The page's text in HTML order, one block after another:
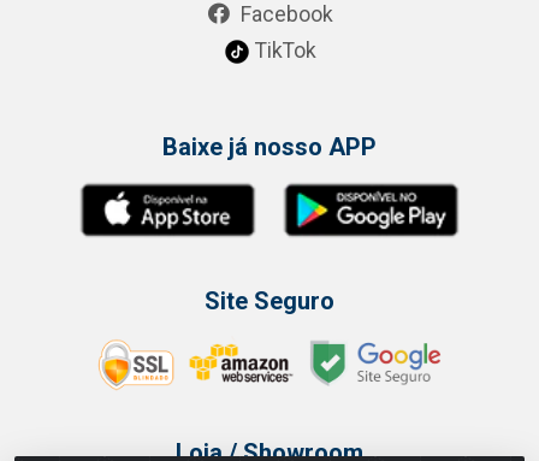
Facebook
TikTok
Baixe já nosso APP
Site Seguro
Loja / Showroom